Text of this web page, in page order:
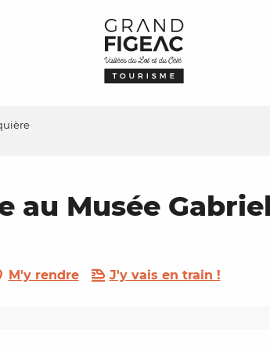
au Musée
M'y rendre J'y vais en train !